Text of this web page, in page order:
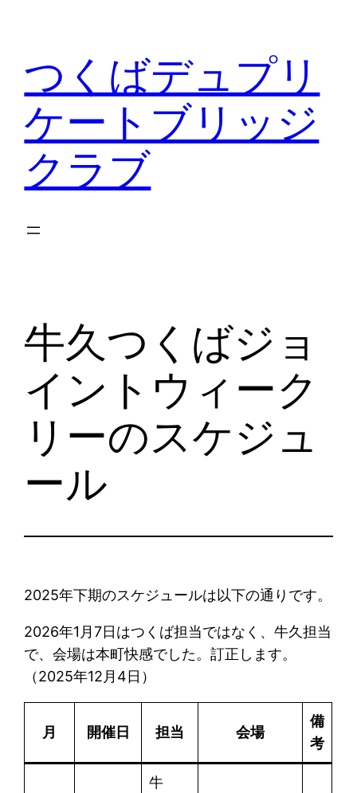
つくばデュプリ
ケートブリッジ
クラブ
牛久つくばジョ
イントウィーク
リーのスケジュ
ール
2025年下期のスケジュールは以下の通りです。
2026年1月7日はつくば担当ではなく、牛久担当
で、会場は本町快感でした。訂正します。
（2025年12月4日）
月 開催日 担当 会場
備
考
牛